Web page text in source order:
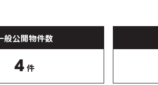
般公開物件数
4 件